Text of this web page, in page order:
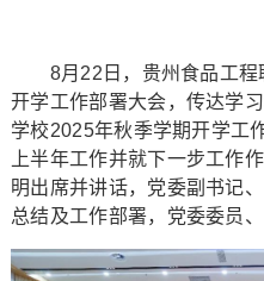
8月22日，贵州食品工程
开学工作部署大会，传达学
学校2025年秋季学期开学工
上半年工作并就下一步工作
明出席并讲话，党委副书记
总结及工作部署，党委委员